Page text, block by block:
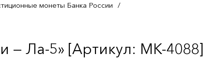
монеты Банка России /
Ла-5» [Артикул: MK-4088]